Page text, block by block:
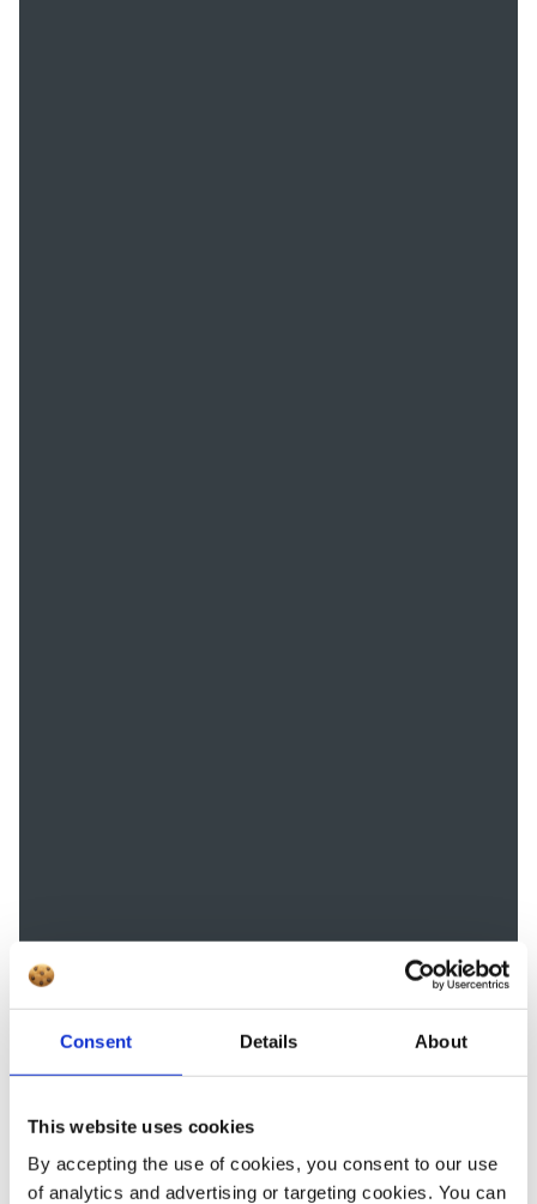
Consent Details About
This website uses cookies
By accepting the use of cookies, you consent to our use
of analytics and advertising or targeting cookies. You can